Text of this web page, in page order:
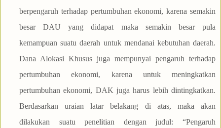
berpengaruh terhadap pertumbuhan ekonomi, karena semakin
besar DAU yang didapat maka semakin besar pula
kemampuan suatu daerah untuk mendanai kebutuhan daerah.
Dana Alokasi Khusus juga mempunyai pengaruh terhadap
pertumbuhan ekonomi, karena untuk meningkatkan
pertumbuhan ekonomi, DAK juga harus lebih dintingkatkan.
Berdasarkan uraian latar belakang di atas, maka akan
dilakukan suatu penelitian dengan judul: “Pengaruh